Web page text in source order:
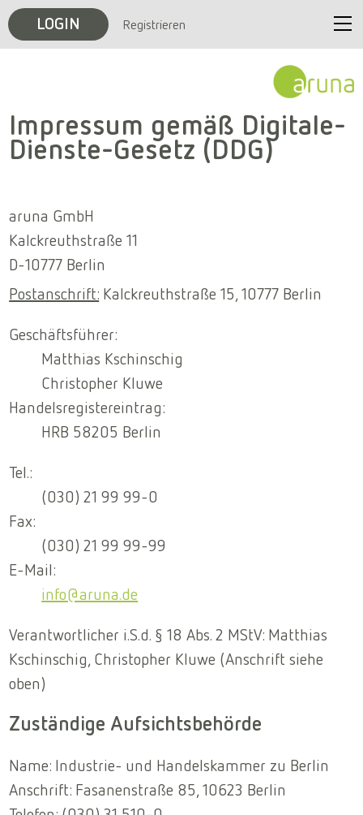
LOGIN Registrieren
Unternehmen
Veranstaltungen
Impressum gemäß Digitale-
Dienste-Gesetz (DDG)
aruna GmbH
Kalckreuthstraße 11
D-10777 Berlin
Postanschrift: Kalckreuthstraße 15, 10777 Berlin
Geschäftsführer:
Matthias Kschinschig
Christopher Kluwe
Handelsregistereintrag:
HRB 58205 Berlin
Tel.:
(030) 21 99 99-0
Fax:
(030) 21 99 99-99
E-Mail:
info@aruna.de
Verantwortlicher i.S.d. § 18 Abs. 2 MStV: Matthias
Kschinschig, Christopher Kluwe (Anschrift siehe
oben)
Zuständige Aufsichtsbehörde
Name: Industrie- und Handelskammer zu Berlin
Anschrift: Fasanenstraße 85, 10623 Berlin